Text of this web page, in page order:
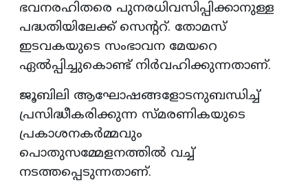
ഭവനരഹിതരെ പുനരധിവസിപ്പിക്കാനുള്ള
പദ്ധതിയിലേക്ക് സെന്ററ്. തോമസ്‌
ഇടവകയുടെ സംഭാവന മേയറെ
ഏല്‍പ്പിച്ചുകൊണ്ട് നിര്‍വഹിക്കുന്നതാണ്.
ജൂബിലി ആഘോഷങ്ങളോടനുബന്ധിച്ച്
പ്രസിദ്ധീകരിക്കുന്ന സ്മരണികയുടെ
പ്രകാശനകര്‍മ്മവും
പൊതുസമ്മേളനത്തില്‍ വച്ച്
നടത്തപ്പെടുന്നതാണ്.